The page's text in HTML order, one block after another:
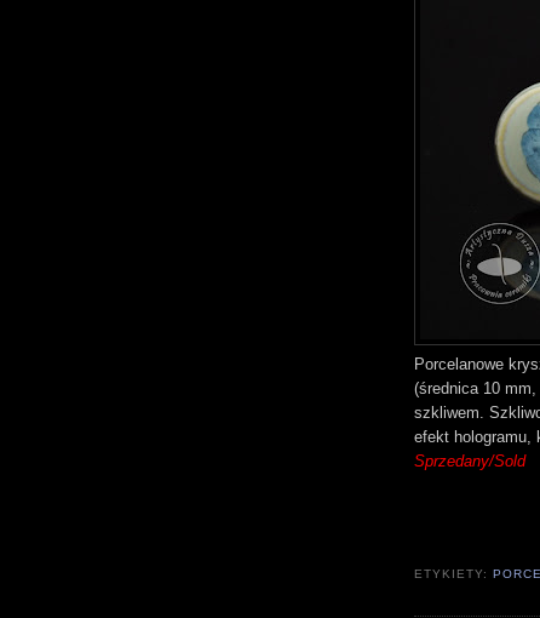
Porcelanowe
(średnica 10
szkliwem.
efekt hologramu,
Sprzedany/Sold
ETYKIETY: